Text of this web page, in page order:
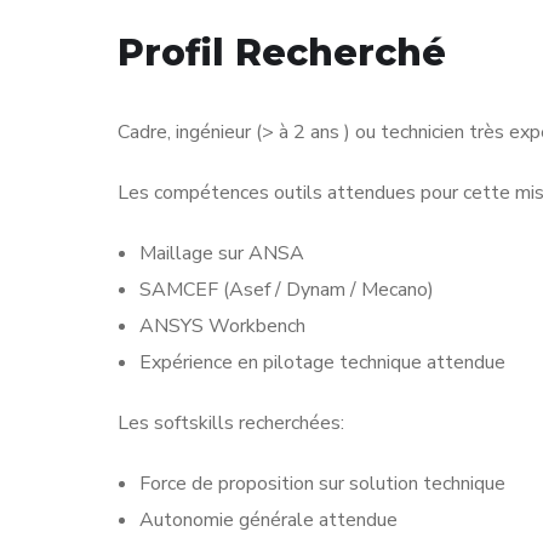
Profil Recherché
Cadre, ingénieur (> à 2 ans ) ou technicien très
Les compétences outils attendues pour cette
Maillage sur ANSA
SAMCEF (Asef / Dynam / Mecano)
ANSYS Workbench
Expérience en pilotage technique attendue
Les softskills recherchées:
Force de proposition sur solution technique
Autonomie générale attendue